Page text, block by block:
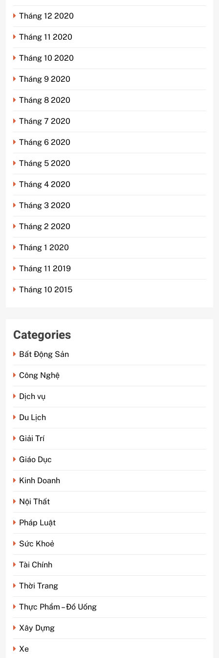
Tháng 12 2020
Tháng 11 2020
Tháng 10 2020
Tháng 9 2020
Tháng 8 2020
Tháng 7 2020
Tháng 6 2020
Tháng 5 2020
Tháng 4 2020
Tháng 3 2020
Tháng 2 2020
Tháng 1 2020
Tháng 11 2019
Tháng 10 2015
Categories
Bất Động Sản
Công Nghệ
Dịch vụ
Du Lịch
Giải Trí
Giáo Dục
Kinh Doanh
Nội Thất
Pháp Luật
Sức Khoẻ
Tài Chính
Thời Trang
Thực Phẩm – Đồ Uống
Xây Dựng
Xe
5